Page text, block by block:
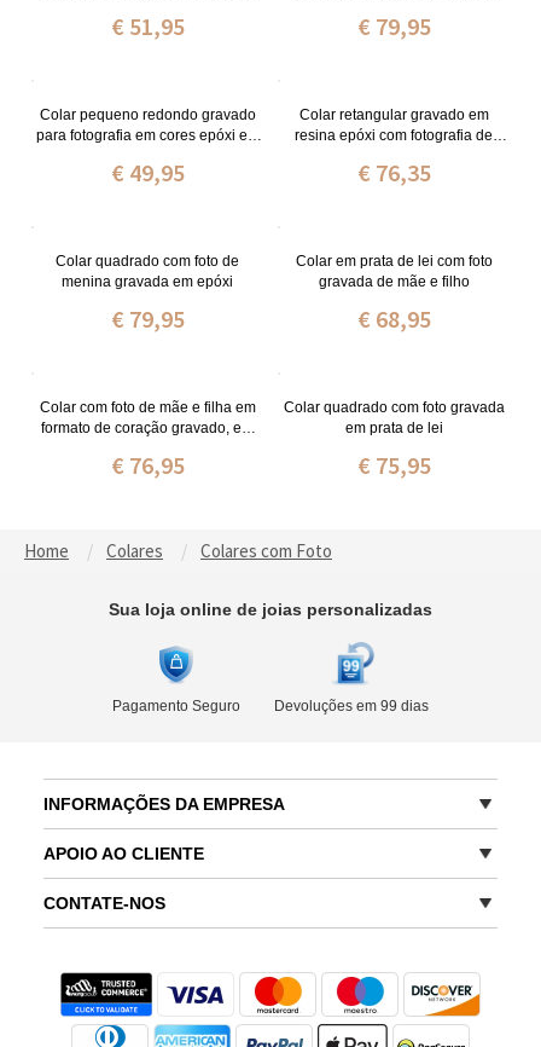
€ 51,95 € 79,95
Colar pequeno redondo gravado
para fotografia em cores epóxi em
€ 49,95
Colar retangular gravado em
resina epóxi com fotografia de
€ 76,35
Colar quadrado com foto de
menina gravada em epóxi
€ 79,95
Colar em prata de lei com foto
gravada de mãe e filho
€ 68,95
Colar com foto de mãe e filha em
formato de coração gravado, em
€ 76,95
Colar quadrado com foto gravada
em prata de lei
€ 75,95
Home Colares Colares com Foto
Sua loja online de joias personalizadas
Pagamento Seguro Devoluções em 99 dias
INFORMAÇÕES DA EMPRESA
APOIO AO CLIENTE
CONTATE-NOS